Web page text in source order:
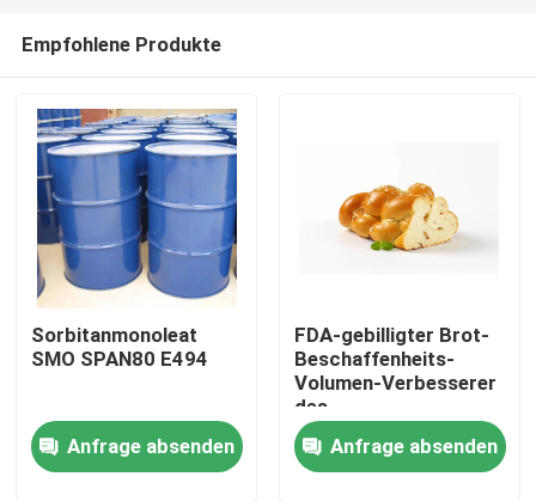
Haus
Produkte
Empfohlene Produkte
Sorbitanmonoleat
SMO SPAN80 E494
Anfrage absenden
FDA-gebilligter Brot-
Beschaffenheits-
Volumen-Verbesserer
des
Nahrungsmittelgrad-
Emulsionsmittel-DMG
Anfrage absenden